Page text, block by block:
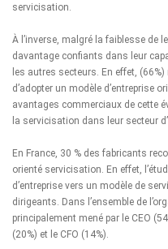
servicisation.
À l’inverse, malgré la faiblesse de
davantage confiants dans leur
les autres secteurs. En effet,
d’adopter un modèle d’entreprise
avantages commerciaux de cette
la servicisation dans leur secteur
En France, 30 % des fabricants
orienté servicisation. En effet,
d’entreprise vers un modèle de
dirigeants. Dans l’ensemble de
principalement mené par le CEO
(20%) et le CFO (14%).